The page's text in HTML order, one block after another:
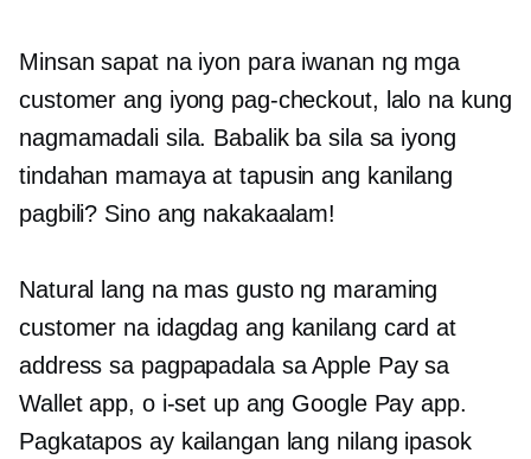
Minsan sapat na iyon para iwanan ng mga
customer ang iyong pag-checkout, lalo na kung
nagmamadali sila. Babalik ba sila sa iyong
tindahan mamaya at tapusin ang kanilang
pagbili? Sino ang nakakaalam!
Natural lang na mas gusto ng maraming
customer na idagdag ang kanilang card at
address sa pagpapadala sa Apple Pay sa
Wallet app, o i-set up ang Google Pay app.
Pagkatapos ay kailangan lang nilang ipasok